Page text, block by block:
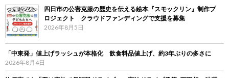
四日市の公害克服の歴史を伝える絵本『スモックリン』制作プ
ロジェクト クラウドファンディングで支援を募集
2026年8月5日
「中東発」値上げラッシュが本格化 飲食料品値上げ、約3年ぶりの多さに
2026年8月4日